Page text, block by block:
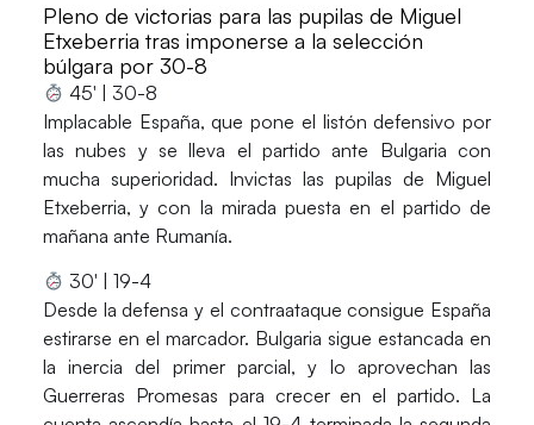
Pleno de victorias para las pupilas de Miguel
Etxeberria tras imponerse a la selección
búlgara por 30-8
45′ | 30-8
Implacable España, que pone el listón defensivo por
las nubes y se lleva el partido ante Bulgaria con
mucha superioridad. Invictas las pupilas de Miguel
Etxeberria, y con la mirada puesta en el partido de
mañana ante Rumanía.
30′ | 19-4
Desde la defensa y el contraataque consigue España
estirarse en el marcador. Bulgaria sigue estancada en
la inercia del primer parcial, y lo aprovechan las
Guerreras Promesas para crecer en el partido. La